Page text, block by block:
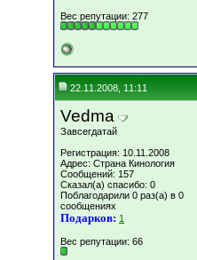
Вес репутации: 277
22.11.2008, 11:11
Vedma
Завсегдатай
Регистрация: 10.11.2008
Адрес: Страна Кинология
Сообщений: 157
Сказал(а) спасибо: 0
Поблагодарили 0 раз(а) в 0
сообщениях
Подарков: 1
Вес репутации: 66